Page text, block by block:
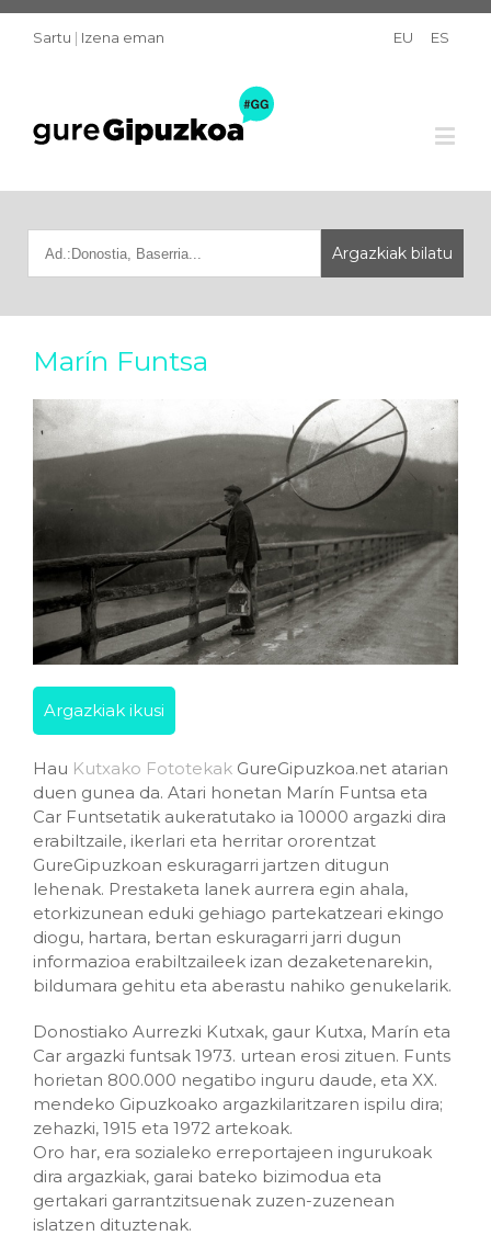
Sartu | Izena eman EU ES
Marín Funtsa
Argazkiak ikusi
Hau Kutxako Fototekak GureGipuzkoa.net atarian
duen gunea da. Atari honetan Marín Funtsa eta
Car Funtsetatik aukeratutako ia 10000 argazki dira
erabiltzaile, ikerlari eta herritar ororentzat
GureGipuzkoan eskuragarri jartzen ditugun
lehenak. Prestaketa lanek aurrera egin ahala,
etorkizunean eduki gehiago partekatzeari ekingo
diogu, hartara, bertan eskuragarri jarri dugun
informazioa erabiltzaileek izan dezaketenarekin,
bildumara gehitu eta aberastu nahiko genukelarik.
Donostiako Aurrezki Kutxak, gaur Kutxa, Marín eta
Car argazki funtsak 1973. urtean erosi zituen. Funts
horietan 800.000 negatibo inguru daude, eta XX.
mendeko Gipuzkoako argazkilaritzaren ispilu dira;
zehazki, 1915 eta 1972 artekoak.
Oro har, era sozialeko erreportajeen ingurukoak
dira argazkiak, garai bateko bizimodua eta
gertakari garrantzitsuenak zuzen-zuzenean
islatzen dituztenak.